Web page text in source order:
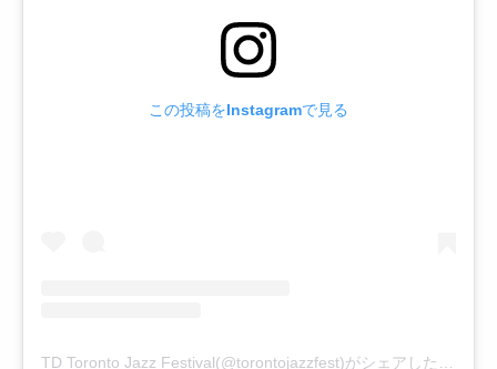
この投稿をInstagramで見る